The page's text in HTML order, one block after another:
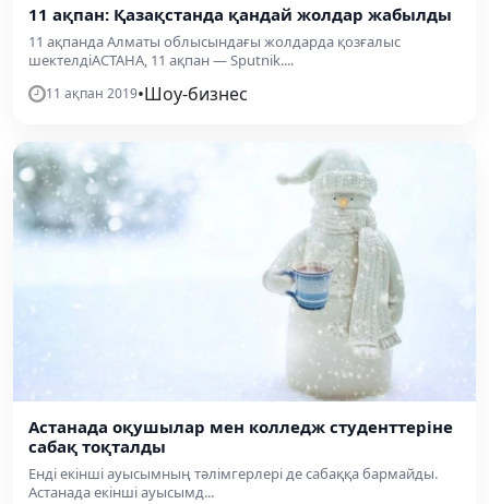
11 ақпан: Қазақстанда қандай жолдар жабылды
11 ақпанда Алматы облысындағы жолдарда қозғалыс
шектелдіАСТАНА, 11 ақпан — Sputnik....
11 ақпан 2019•Шоу-бизнес
Астанада оқушылар мен колледж студенттеріне
сабақ тоқталды
Енді екінші ауысымның тәлімгерлері де сабаққа бармайды.
Астанада екінші ауысымд...